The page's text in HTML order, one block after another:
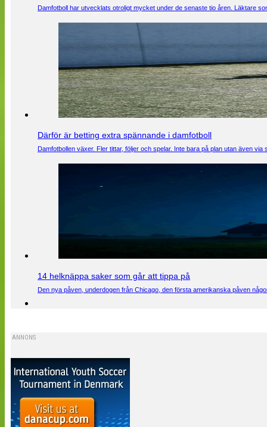
Damfotboll har utvecklats otroligt mycket under de senaste tio åren. Läktare
Därför är betting extra spännande i damfotboll
Damfotbollen växer. Fler tittar, följer och spelar. Inte bara på plan utan även
14 helknäppa saker som går att tippa på
Den nya påven, underdogen från Chicago, den första amerikanska påven
ANNONS